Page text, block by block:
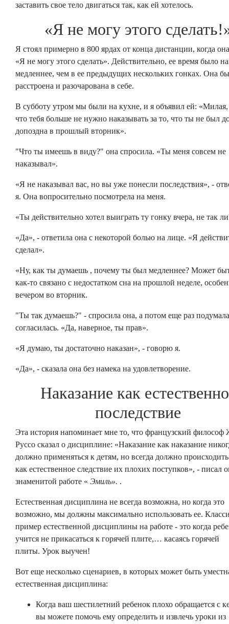
заставить свое тело двигаться так, как ей хотелось.
«Я не могу этого
Я стоял примерно в 800 ярдах от конца дистанции, когда
«Я не могу этого сделать». Действительно, ее время было
медленнее, чем в ее предыдущих нескольких гонках. Она
расстроена и разочарована в себе.
В субботу утром мы были на кухне, и я объявил ей:
что тебя больше не нужно наказывать за то, что ты не был
допоздна в прошлый вторник».
"Что ты имеешь в виду?" она спросила. «Ты меня совсем не
наказывал».
«Я не наказывал вас, но вы уже понесли последствия», -
я. Она вопросительно посмотрела на меня.
«Ты действительно хотел выиграть ту гонку вчера, не так
«Да», - ответила она с некоторой болью на лице. «Я
сделал».
«Ну, как ты думаешь , почему ты был медленнее? Может
как-то связано с недостатком сна на прошлой неделе,
вечером во вторник.
"Ты так думаешь?" - спросила она, а потом еще раз
согласилась. «Да, наверное, ты прав».
«Я думаю, ты достаточно наказан», - говорю я.
«Да», - сказала она без намека на удовлетворение.
Наказание как
последствие
Эта история напоминает мне то, что французский
Руссо сказал о дисциплине: «Наказание как наказание
должно применяться к детям, но всегда должно
как естественное следствие их плохих поступков», - писал
знаменитой работе « Эмиль». .
Естественная дисциплина не всегда возможна, но когда это
возможно, мы должны максимально использовать ее.
пример естественной дисциплины на работе - это когда
учится не прикасаться к горячей плите,… касаясь горячей
плиты. Урок выучен!
Вот еще несколько сценариев, в которых может быть
естественная дисциплина:
Когда ваш шестилетний ребенок плохо обращается с
вы можете помочь ему определить и извлечь уроки из